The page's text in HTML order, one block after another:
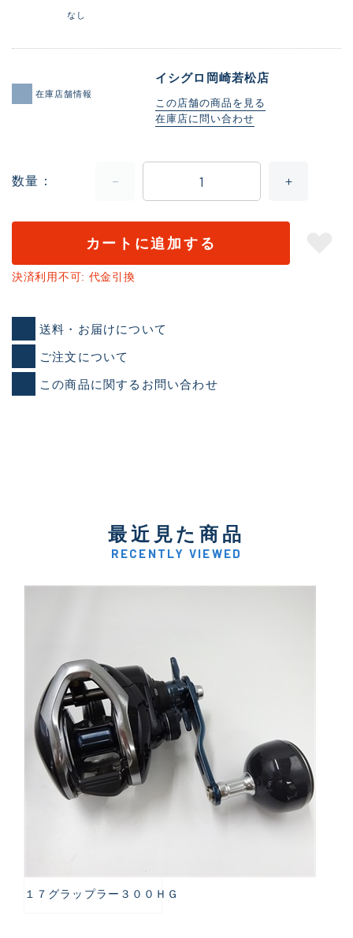
なし
在庫店舗情報
イシグロ岡崎若松店
この店舗の商品を見る
在庫店に問い合わせ
数量
カートに追加する
決済利用不可: 代金引換
送料・お届けについて
ご注文について
この商品に関するお問い合わせ
最近見た商品
RECENTLY VIEWED
１７グラップラー３００ＨＧ